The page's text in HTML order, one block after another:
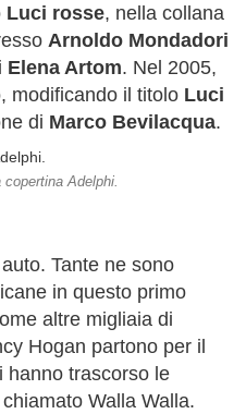
Luci rosse, nella collana
Arnoldo Mondadori
Elena Artom. Nel 2005,
modificando il titolo Luci
di Marco Bevilacqua.
Adelphi.
Tante ne sono
in questo primo
altre migliaia di
Hogan partono per il
hanno trascorso le
Walla Walla.